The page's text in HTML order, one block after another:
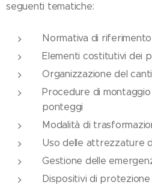
seguenti tematiche:
Normativa di riferimento
Elementi costitutivi dei
Organizzazione del
Procedure di
ponteggi
Modalità di
Uso delle attrezzature
Gestione delle
Dispositivi di protezione